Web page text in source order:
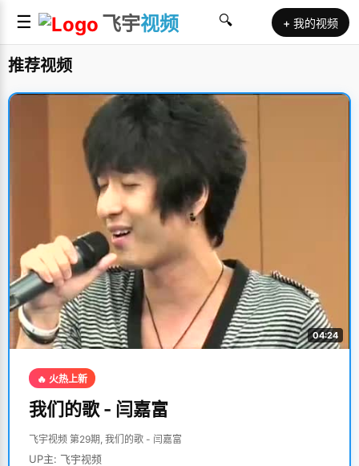
☰ 飞宇视频 🔍 + 我的视频
推荐视频
04:24
🔥 火热上新
我们的歌 - 闫嘉富
飞宇视频 第29期, 我们的歌 - 闫嘉富
UP主: 飞宇视频